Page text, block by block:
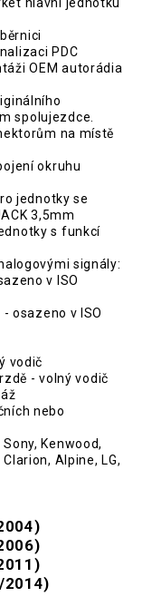
PDC
OEM autorádia
spolujezdce.
na místě
okruhu
jednotky se
3,5mm
s funkcí
signály:
v ISO
osazeno v ISO
vodič
- volný vodič
nebo
Kenwood,
Alpine, LG,
2014)